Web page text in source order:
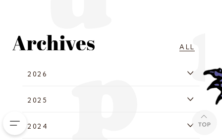
ALL
2026
2025
2024